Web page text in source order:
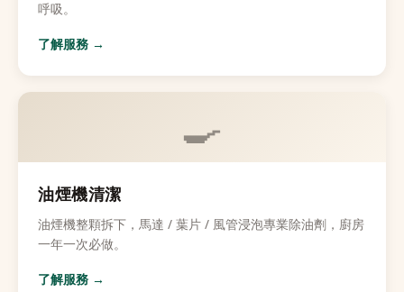
呼吸。
了解服務 →
🍳
油煙機清潔
油煙機整顆拆下，馬達 / 葉片 / 風管浸泡專業除油劑，廚房
一年一次必做。
了解服務 →